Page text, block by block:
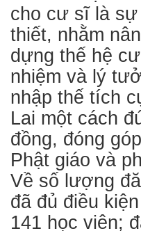
cho cư sĩ là
thiết, nhằm
dựng thế hệ
nhiệm và lý
nhập thế tích
Lai một cách
đồng, đóng
Phật giáo và
Về số lượng
đã đủ điều
141 học viên;